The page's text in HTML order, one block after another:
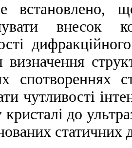
встановлено,
внесок
спотвореннях
чутливостi
кристалi до